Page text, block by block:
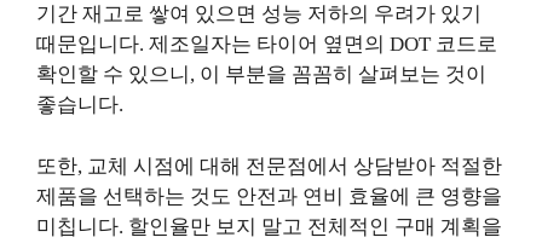
기간 재고로 쌓여 있으면 성능 저하의 우려가 있기
때문입니다. 제조일자는 타이어 옆면의 DOT 코드로
확인할 수 있으니, 이 부분을 꼼꼼히 살펴보는 것이
좋습니다.
또한, 교체 시점에 대해 전문점에서 상담받아 적절한
제품을 선택하는 것도 안전과 연비 효율에 큰 영향을
미칩니다. 할인율만 보지 말고 전체적인 구매 계획을